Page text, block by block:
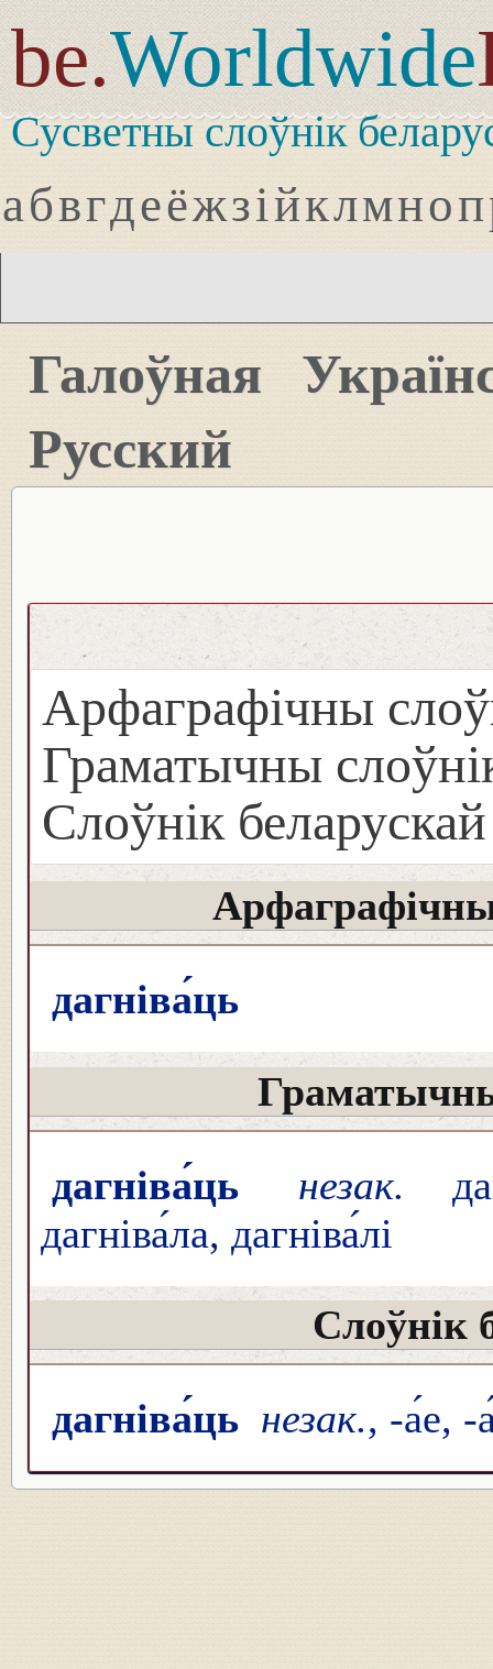
be.Worldwide
Сусветны слоўнік
абвгдеёжзійклмноп
Галоўная
Русский
Арфаграфічны
Граматычны
Слоўнік
дагніва́ць
дагніва́ць незак.
дагніва́ла, дагніва́лі
Слоўнік
дагніва́ць незак., -а́е, -